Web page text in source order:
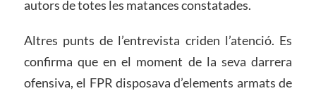
autors de totes les matances constatades.
Altres punts de l’entrevista criden l’atenció. Es
confirma que en el moment de la seva darrera
ofensiva, el FPR disposava d’elements armats de